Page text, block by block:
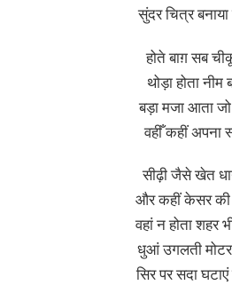
सुंदर चित्र
होते बाग़ सब
थोड़ा होता नीम
बड़ा मजा आता जो
वहीँ कहीं अपना
सीढ़ी जैसे खेत
और कहीं केसर की
वहां न होता शहर
धुआं उगलती मोटर
सिर पर सदा